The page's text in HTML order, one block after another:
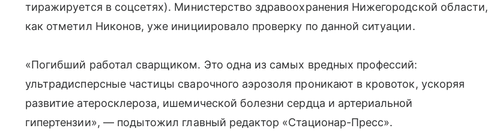
тиражируется в соцсетях). Министерство здравоохранения Нижегородской области,
как отметил Никонов, уже инициировало проверку по данной ситуации.
«Погибший работал сварщиком. Это одна из самых вредных профессий:
ультрадисперсные частицы сварочного аэрозоля проникают в кровоток, ускоряя
развитие атеросклероза, ишемической болезни сердца и артериальной
гипертензии», — подытожил главный редактор «Стационар-Пресс».